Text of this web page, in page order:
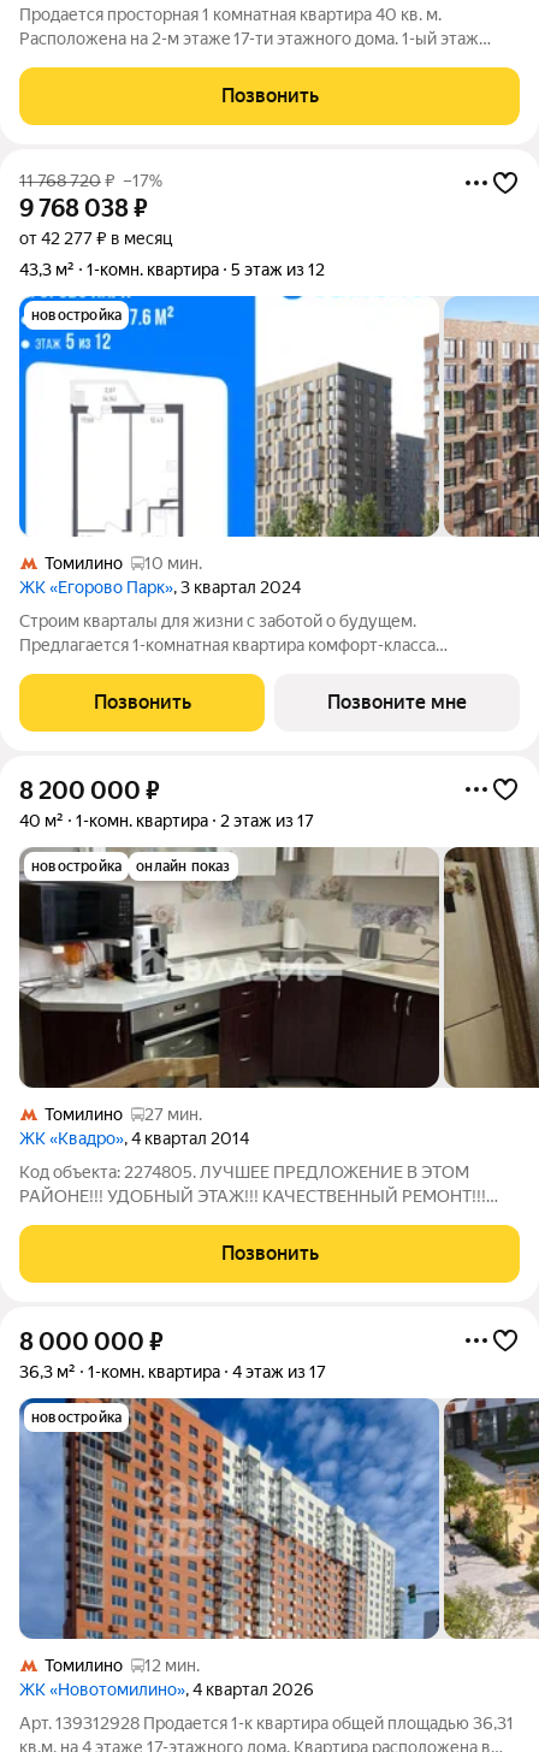
Продается пpoсторная 1 комнaтная квaртирa 40 кв. м.
Pacположенa нa 2-м этaжe 17-ти этaжного дома. 1-ый этаж
пoлнaя стоимость в дoговоре, без обpeменeний. Состояние
квapтиры xopoшeе. Плaниpoвка
Позвонить
11 768 720₽ –17%
9 768 038₽
от 42 277 ₽ в месяц
43,3 м²
1-комн. квартира 5 этаж из 12
новостройка
Томилино
10 мин.
ЖК «Егорово Парк», 3 квартал 2024
Строим кварталы для жизни с заботой о будущем.
Предлагается 1-комнатная квартира комфорт-класса
жилом комплексе "Егорово Парк".Квартиры комплекса на
выбор: могут быть как с отделкой, так
Позвонить Позвоните мне
8 200 000 ₽
40 м² 1-комн. квартира 2 этаж из 17
новостройка онлайн показ
Томилино
27 мин.
ЖК «Квадро», 4 квартал 2014
Код объекта: 2274805. ЛУЧШЕЕ ПРЕДЛОЖЕНИЕ В ЭТОМ
РАЙОНЕ!!! УДОБНЫЙ ЭТАЖ!!! КАЧЕСТВЕННЫЙ РЕМОНТ!!!
кирпично-монолитном доме 2013 года,на 2 этаже 17-этажного
дома в микрорайоне Западный, посёлок
Позвонить
8 000 000 ₽
36,3 м² 1-комн. квартира 4 этаж из 17
новостройка
Томилино
12 мин.
ЖК «Новотомилино», 4 квартал 2026
Арт. 139312928 Продается 1-к квартира общей площадью 36,31
кв.м. на 4 этаже 17-этажного дома. Квартира расположена в